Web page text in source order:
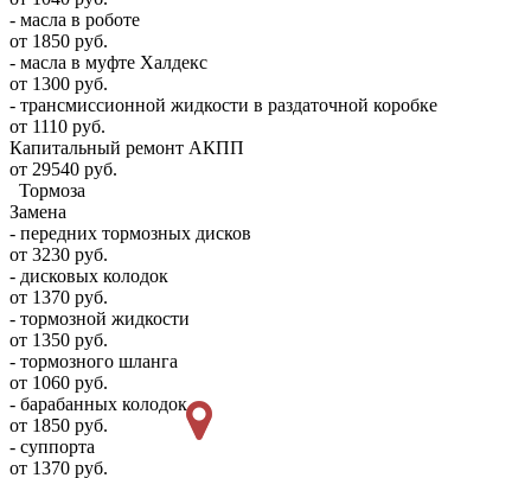
- масла в роботе
от 1850 руб.
- масла в муфте Халдекс
от 1300 руб.
- трансмиссионной жидкости в раздаточной коробке
от 1110 руб.
Капитальный ремонт АКПП
от 29540 руб.
Тормоза
Замена
- передних тормозных дисков
от 3230 руб.
- дисковых колодок
от 1370 руб.
- тормозной жидкости
от 1350 руб.
- тормозного шланга
от 1060 руб.
- барабанных колодок
от 1850 руб.
- суппорта
от 1370 руб.